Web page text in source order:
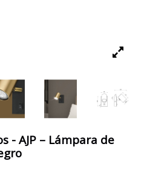
- AJP – Lámpara de